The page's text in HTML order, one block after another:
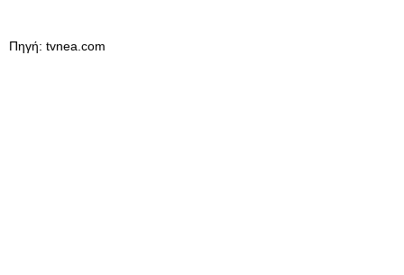
Πηγή: tvnea.com